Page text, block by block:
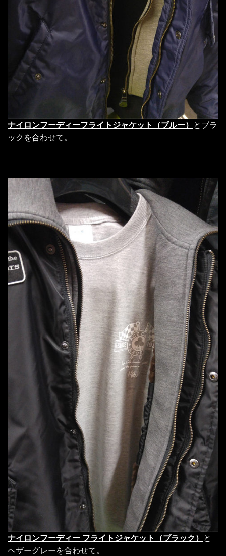
ナイロンフーディーフライトジャケット（ブルー）
とブラ
ックを合わせて。
ナイロンフーディー フライトジャケット（ブラック）
と
ヘザーグレーを合わせて。